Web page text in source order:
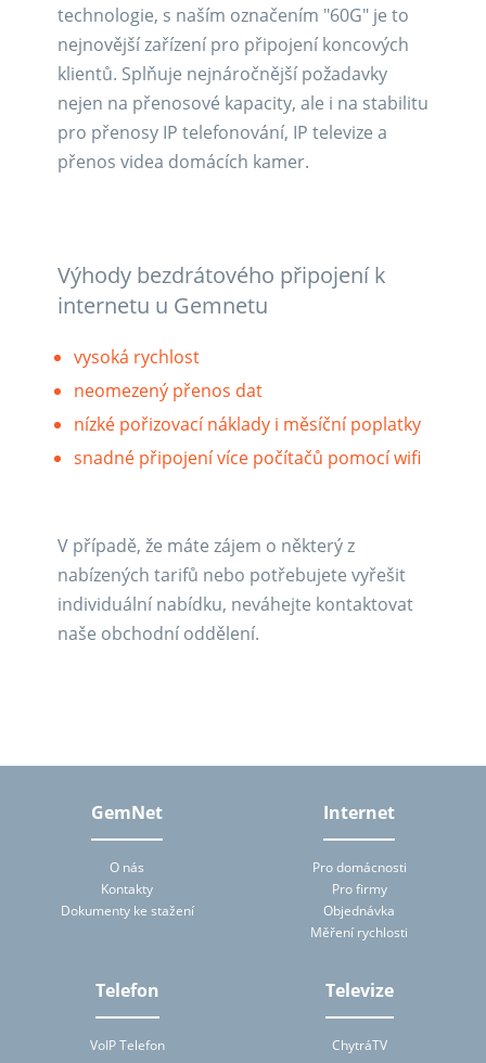
technologie, s naším označením "60G" je to
nejnovější zařízení pro připojení koncových
klientů. Splňuje nejnáročnější požadavky
nejen na přenosové kapacity, ale i na stabilitu
pro přenosy IP telefonování, IP televize a
přenos videa domácích kamer.
Výhody bezdrátového připojení k
internetu u Gemnetu
vysoká rychlost
neomezený přenos dat
nízké pořizovací náklady i měsíční poplatky
snadné připojení více počítačů pomocí wifi
V případě, že máte zájem o některý z
nabízených tarifů nebo potřebujete vyřešit
individuální nabídku, neváhejte kontaktovat
naše obchodní oddělení.
GemNet
O nás
Kontakty
Dokumenty ke stažení
Internet
Pro domácnosti
Pro firmy
Objednávka
Měření rychlosti
Telefon
VoIP Telefon
Televize
ChytráTV